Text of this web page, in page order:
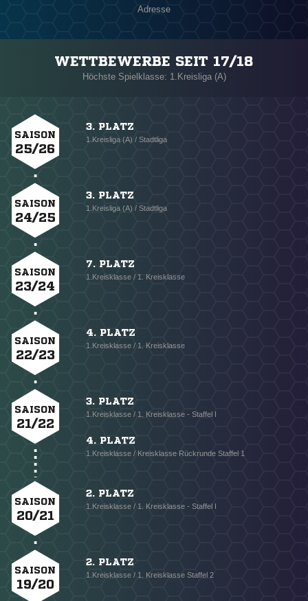
Adresse
WETTBEWERBE SEIT 17/18
Höchste Spielklasse: 1.Kreisliga (A)
SAISON
25/26
3. PLATZ
1.Kreisliga (A) / Stadtliga
SAISON
24/25
3. PLATZ
1.Kreisliga (A) / Stadtliga
SAISON
23/24
7. PLATZ
1.Kreisklasse / 1. Kreisklasse
SAISON
22/23
4. PLATZ
1.Kreisklasse / 1. Kreisklasse
SAISON
21/22
3. PLATZ
1.Kreisklasse / 1. Kreisklasse - Staffel I
4. PLATZ
1.Kreisklasse / Kreisklasse Rückrunde Staffel 1
SAISON
20/21
2. PLATZ
1.Kreisklasse / 1. Kreisklasse - Staffel I
SAISON
19/20
2. PLATZ
1.Kreisklasse / 1. Kreisklasse Staffel 2